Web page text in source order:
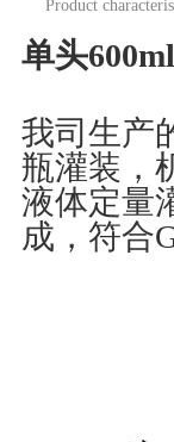
Product
单头
我司生产
瓶灌装，
液体定量
成，符合